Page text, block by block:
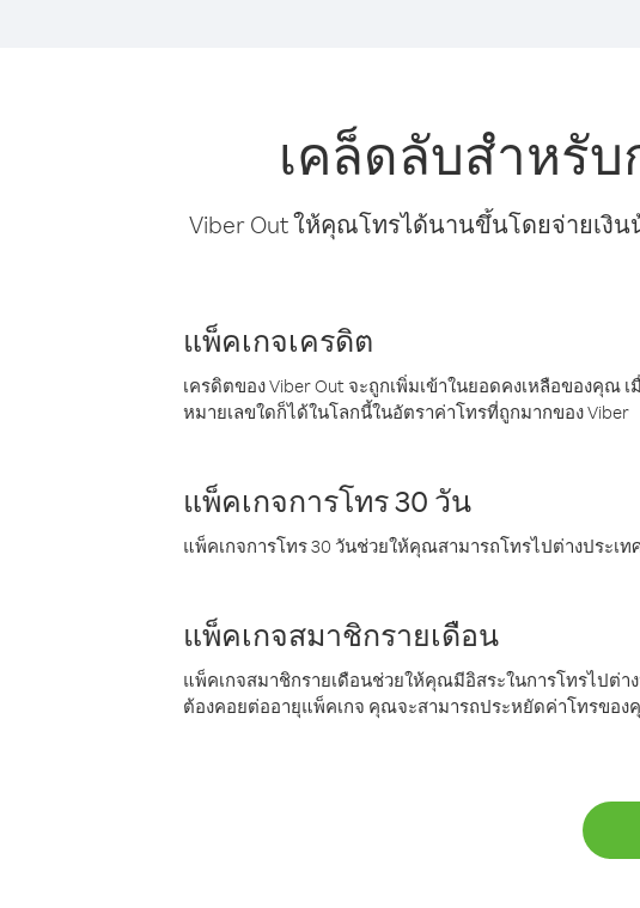
เคล็ดลับสำหรับ
Viber Out ให้คุณโทรได้นานขึ้นโดยจ่ายเงิ
แพ็คเกจเครดิต
เครดิตของ Viber Out จะถูกเพิ่มเข้าในยอดคงเหลือของคุ
หมายเลขใดก็ได้ในโลกนี้ในอัตราค่าโทรที่ถูกมากของ Viber
แพ็คเกจการโทร 30 วัน
แพ็คเกจการโทร 30 วันช่วยให้คุณสามารถโทรไปต่างประเ
แพ็คเกจสมาชิกรายเดือน
แพ็คเกจสมาชิกรายเดือนช่วยให้คุณมีอิสระในการโทรไปต่
ต้องคอยต่ออายุแพ็คเกจ คุณจะสามารถประหยัดค่าโทรขอ